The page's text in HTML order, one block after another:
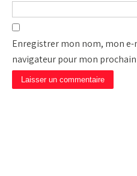
Enregistrer mon nom, mon
navigateur pour mon